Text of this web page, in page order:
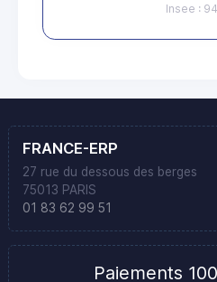
Insee :
FRANCE-ERP
27 rue du dessous des berges
75013 PARIS
01 83 62 99 51
Paiements